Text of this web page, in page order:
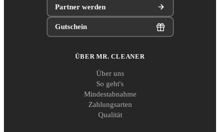
Partner werden
Gutschein
ÜBER MR. CLEANER
Über uns
So geht's
Mindestabnahme
Zahlungsarten
Qualität